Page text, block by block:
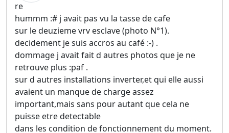
re
hummm :# j avait pas vu la tasse de cafe
sur le deuzieme vrv esclave (photo N°1).
decidement je suis accros au café :-) .
dommage j avait fait d autres photos que je ne
retrouve plus :paf .
sur d autres installations inverter,et qui elle aussi
avaient un manque de charge assez
important,mais sans pour autant que cela ne
puisse etre detectable
dans les condition de fonctionnement du moment.